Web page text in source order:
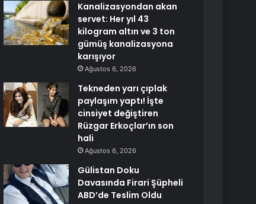
Kanalizasyondan akan
servet: Her yıl 43
kilogram altın ve 3 ton
gümüş kanalizasyona
karışıyor
Ağustos 6, 2026
Tekneden yarı çıplak
paylaşım yaptı! İşte
cinsiyet değiştiren
Rüzgar Erkoçlar’ın son
hali
Ağustos 6, 2026
Gülistan Doku
Davasında Firari Şüpheli
ABD’de Teslim Oldu